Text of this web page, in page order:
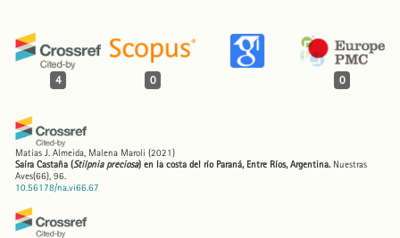
4 0 0
Matías J. Almeida, Malena Maroli (2021)
Saíra Castaña (Stilpnia preciosa) en la costa del río Paraná, Entre Ríos, Argentina. Nuestras
Aves(66), 96.
10.56178/na.vi66.67